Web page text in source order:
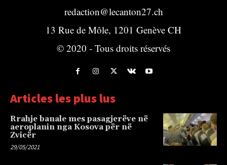
redaction@lecanton27.ch
13 Rue de Môle, 1201 Genève CH
© 2020 - Tous droits réservés
Articles les plus lus
Rrahje banale mes pasagjerëve në
aeroplanin nga Kosova për në
Zvicër
29/05/2021